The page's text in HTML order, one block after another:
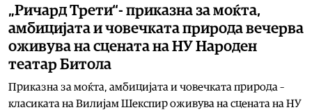
„Ричард Трети“- приказна за моќта,
амбицијата и човечката природа вечерва
оживува на сцената на НУ Народен
театар Битола
Приказна за моќта, амбицијата и човечката природа –
класиката на Вилијам Шекспир оживува на сцената на НУ